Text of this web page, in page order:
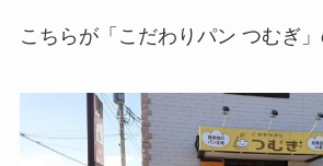
こちらが「こだわりパン つむぎ」